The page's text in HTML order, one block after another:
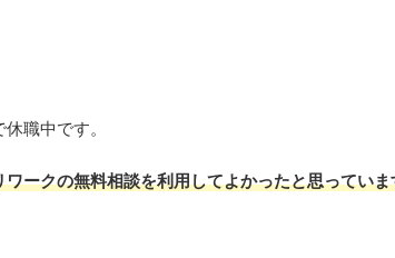
職中です。
ワークの無料相談を利用してよかったと思っていま